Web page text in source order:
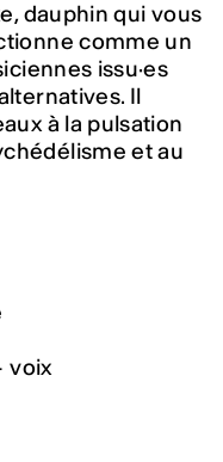
dauphin qui vous
comme un
issu·es
Il
à la pulsation
et au
voix